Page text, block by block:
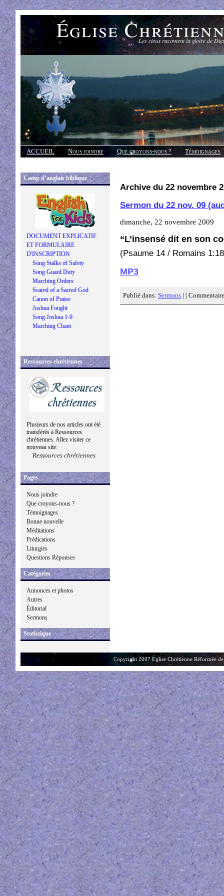
Église Les cieux racontent la gloire de
ACCUEIL Nous joindre Que croyons-nous ?
Témoignages
Réponses
Camp d’anglais biblique
DOCUMENT EXPLICATIF
ET FORMULAIRE
D'INSCRIPTION
Song Stalks of Safety
Song Guard Duty
Marching Orders
Scared of a Sacred God
Canon of Praise
Joshua Fought
Song Joshua 1-9
Marching Chant
Ressources chrétiennes
Plusieurs de nos articles ont été
transférés à Ressources
chrétiennes. Allez visiter ce
nouveau site:
Ressources chrétiennes
Pages
Nous joindre
Que croyons-nous ?
Témoignages
Bonne nouvelle
Méditations
Prédications
Liturgies
Questions Réponses
Catégories
Annonces et photos
Autres
Éditorial
Sermons
Statistique
Archive du 22 novembre
Sermon du 22 nov. 09
dimanche, 22 novembre 2009
“L’insensé dit en son
(Psaume 14 / Romains
MP3
Publié dans: Sermons | |
Copyright 2007 Église Chrétienne Réformée